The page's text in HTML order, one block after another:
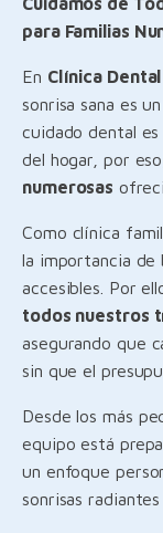
para Familias
En Clínica
sonrisa sana es
cuidado dental
del hogar, por
numerosas
Como clínica
la importancia de
accesibles. Por
todos nuestros
asegurando que
sin que el
Desde los más
equipo está
un enfoque
sonrisas